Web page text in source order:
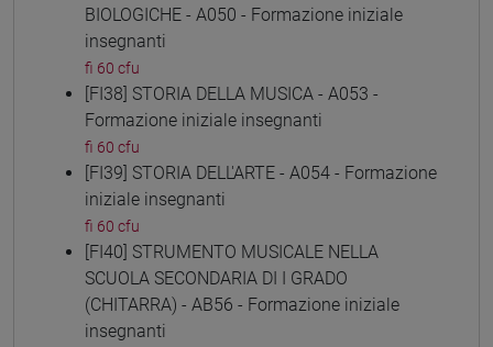
BIOLOGICHE - A050 - Formazione iniziale
insegnanti
fi 60 cfu
[FI38] STORIA DELLA MUSICA - A053 -
Formazione iniziale insegnanti
fi 60 cfu
[FI39] STORIA DELL'ARTE - A054 - Formazione
iniziale insegnanti
fi 60 cfu
[FI40] STRUMENTO MUSICALE NELLA
SCUOLA SECONDARIA DI I GRADO
(CHITARRA) - AB56 - Formazione iniziale
insegnanti